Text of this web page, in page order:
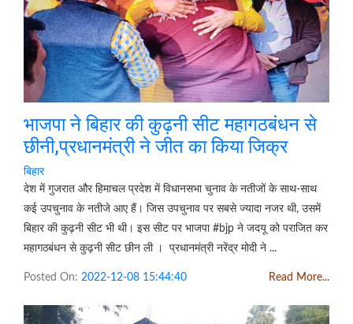
भाजपा ने बिहार की कुढ़नी सीट महागठबंधन से
छीनी,प्रधानमंत्री ने जीत का किया जिक्र
बिहार
देश में गुजरात और हिमाचल प्रदेश में विधानसभा चुनाव के नतीजों के साथ-साथ
कई उपचुनाव के नतीजे आए हैं। जिस उपचुनाव पर सबसे ज्यादा नजर थी, उसमें
बिहार की कुढ़नी सीट भी थी। इस सीट पर भाजपा #bjp ने जदयू को पराजित कर
महागठबंधन से कुढ़नी सीट छीन ली । प्रधानमंत्री नरेंद्र मोदी ने ...
Posted On: 2022-12-08 15:44:40 Read More...